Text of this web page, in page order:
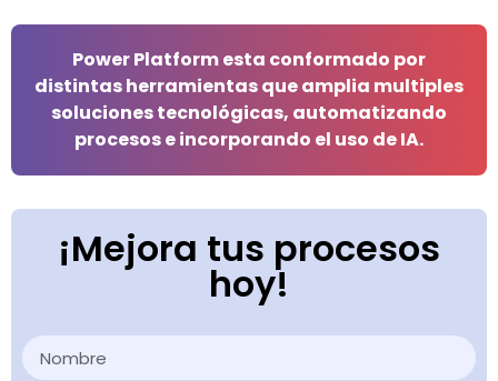
Power Platform esta conformado por
distintas herramientas que amplia multiples
soluciones tecnológicas, automatizando
procesos e incorporando el uso de IA.
¡Mejora tus procesos
hoy!